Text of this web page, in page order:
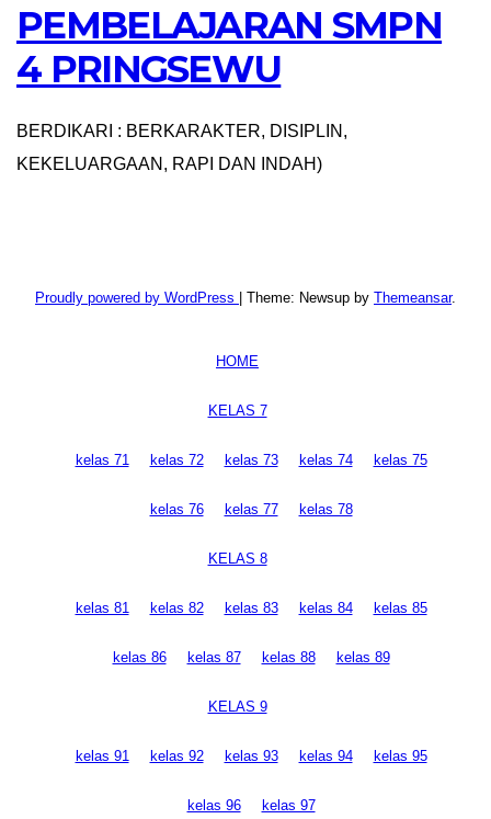
PEMBELAJARAN SMPN
4 PRINGSEWU
BERDIKARI : BERKARAKTER, DISIPLIN,
KEKELUARGAAN, RAPI DAN INDAH)
Proudly powered by WordPress Theme: Newsup by Themeansar.
HOME
KELAS 7
kelas 71 kelas 72 kelas 73 kelas 74 kelas 75
kelas 76 kelas 77 kelas 78
KELAS 8
kelas 81 kelas 82 kelas 83 kelas 84 kelas 85
kelas 86 kelas 87 kelas 88 kelas 89
KELAS 9
kelas 91 kelas 92 kelas 93 kelas 94 kelas 95
kelas 96 kelas 97